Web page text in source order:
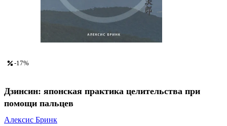
-17%
Дзинсин: японская практика целительства при
помощи пальцев
Алексис Бринк